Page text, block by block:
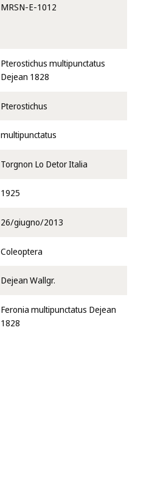
MRSN-E-1012
Pterostichus multipunctatus
Dejean 1828
Pterostichus
multipunctatus
Torgnon Lo Detor Italia
1925
26/giugno/2013
Coleoptera
Dejean Wallgr.
Feronia multipunctatus Dejean
1828